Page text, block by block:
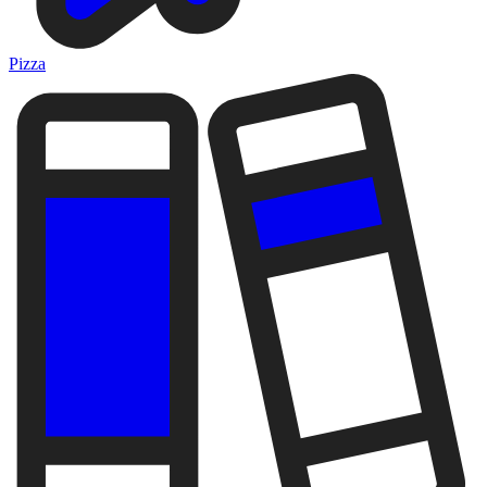
Pizza